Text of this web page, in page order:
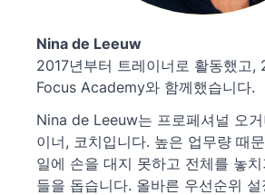
Nina de Leeuw
2017년부터 트레이너로 활동했고,
Focus Academy와 함께했습니다.
Nina de Leeuw는 프로페셔널 오
이너, 코치입니다. 높은 업무량 때
일에 손을 대지 못하고 전체를 놓
들을 돕습니다. 올바른 우선순위